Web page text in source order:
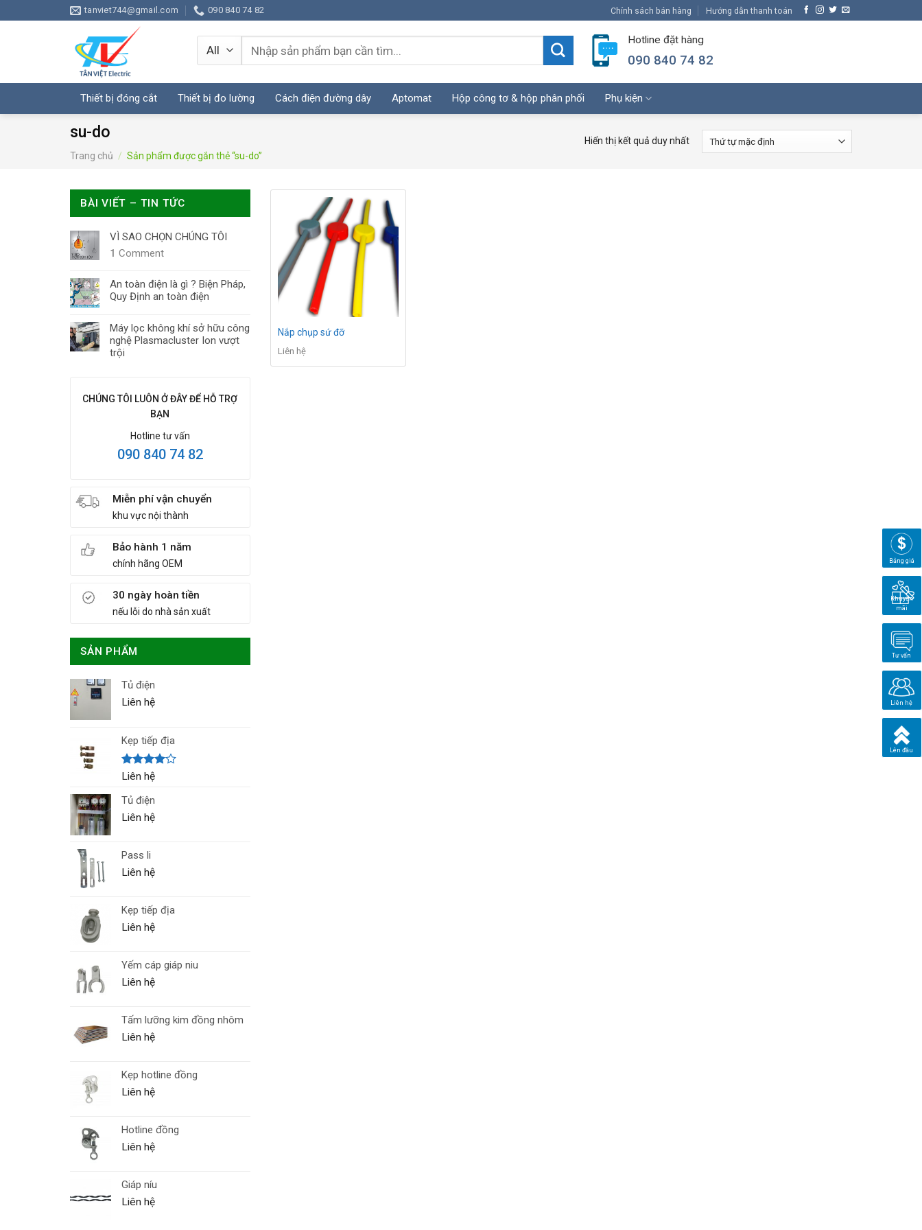
to
tanviet744@gmail.com 090 840 74 82 Chính sách bán hàng Hướng dẫn thanh toán
Tìm
kiếm:
Hotline đặt hàng
090 840 74 82
Thiết bị đóng cắt Thiết bị đo lường Cách điện đường dây Aptomat Hộp công tơ & hộp phân phối Phụ kiện
su-do
Trang chủ / Sản phẩm được gắn thẻ “su-do”
Hiển thị kết quả duy nhất
BÀI VIẾT – TIN TỨC
VÌ SAO CHỌN CHÚNG TÔI
1 Comment
An toàn điện là gì ? Biện Pháp,
Quy Định an toàn điện
Máy lọc không khí sở hữu công
nghệ Plasmacluster Ion vượt
trội
CHÚNG TÔI LUÔN Ở ĐÂY ĐỂ HỖ TRỢ
BẠN
Hotline tư vấn
090 840 74 82
Miễn phí vận chuyển
khu vực nội thành
Bảo hành 1 năm
chính hãng OEM
30 ngày hoàn tiền
nếu lỗi do nhà sản xuất
SẢN PHẨM
Tủ điện
Liên hệ
Kẹp tiếp địa
Được
4.005
Liên hệ
Tủ điện
Liên hệ
Pass li
Liên hệ
Kẹp tiếp địa
Liên hệ
Yếm cáp giáp niu
Liên hệ
Tấm lưỡng kim đồng nhôm
Liên hệ
Kẹp hotline đồng
Liên hệ
Hotline đồng
Liên hệ
Giáp níu
Liên hệ
Nắp chụp sứ đỡ
Liên hệ
Bảng giá
Khuyến
mãi
Tư vấn
Liên hệ
Lên đầu